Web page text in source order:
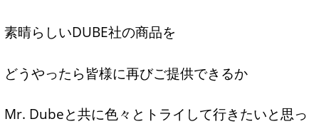
素晴らしいDUBE社の商品を
どうやったら皆様に再びご提供できるか
Mr. Dubeと共に色々とトライして行きたいと思っ